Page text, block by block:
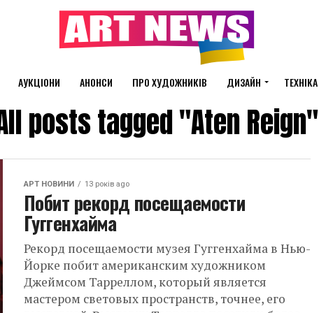
АУКЦІОНИ АНОНСИ ПРО ХУДОЖНИКІВ ДИЗАЙН ТЕХНІКА
posts tagged "Aten Reign"
АРТ НОВИНИ 13 років ago
Побит рекорд посещаемости
Гуггенхайма
Рекорд посещаемости музея Гуггенхайма в Нью-
Йорке побит американским художником
Джеймсом Тарреллом, который является
мастером световых пространств, точнее, его